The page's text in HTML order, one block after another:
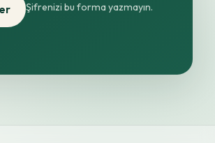
Şifrenizi bu forma yazmayın.